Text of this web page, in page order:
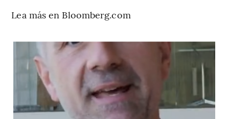
Lea más en Bloomberg.com